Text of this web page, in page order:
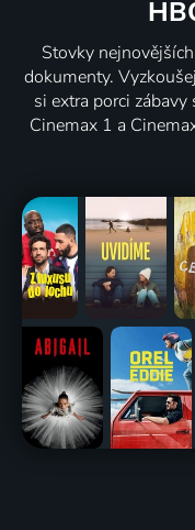
Stovky
dokumenty.
si extra porci
Cinemax 1 a